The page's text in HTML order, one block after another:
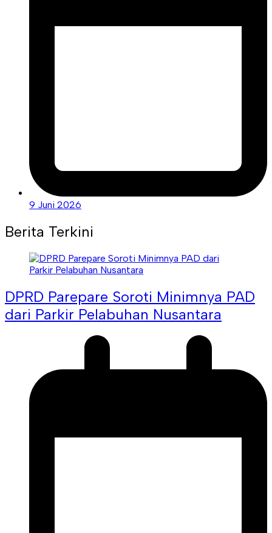
9 Juni 2026
Berita Terkini
DPRD Parepare Soroti Minimnya PAD
dari Parkir Pelabuhan Nusantara